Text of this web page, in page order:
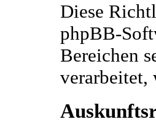
Diese
phpBB-
Bereichen
verarbeitet,